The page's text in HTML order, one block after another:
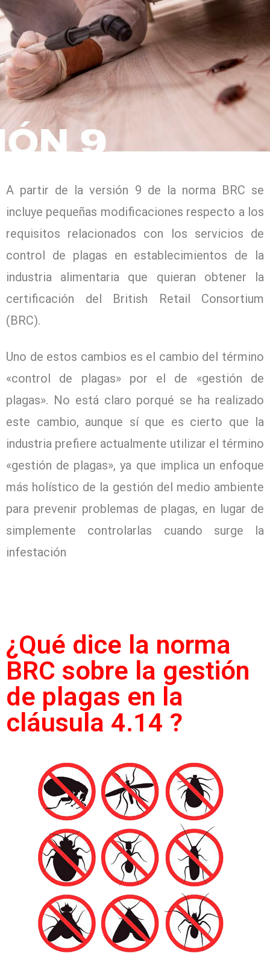
A partir de la versión 9 de la norma BRC se
incluye pequeñas modificaciones respecto a los
requisitos relacionados con los servicios de
control de plagas en establecimientos de la
industria alimentaria que quieran obtener la
certificación del British Retail Consortium
(BRC).
Uno de estos cambios es el cambio del término
«control de plagas» por el de «gestión de
plagas». No está claro porqué se ha realizado
este cambio, aunque sí que es cierto que la
industria prefiere actualmente utilizar el término
«gestión de plagas», ya que implica un enfoque
más holístico de la gestión del medio ambiente
para prevenir problemas de plagas, en lugar de
simplemente controlarlas cuando surge la
infestación
¿Qué dice la norma
BRC sobre la gestión
de plagas en la
cláusula 4.14 ?